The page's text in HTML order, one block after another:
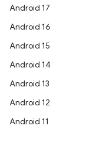
Android 17
Android 16
Android 15
Android 14
Android 13
Android 12
Android 11